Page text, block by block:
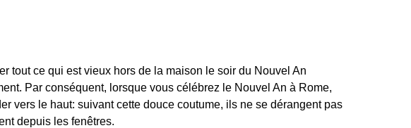
tout ce qui est vieux hors de la maison le soir du Nouvel An
Par conséquent, lorsque vous célébrez le Nouvel An à Rome,
vers le haut: suivant cette douce coutume, ils ne se dérangent pas
depuis les fenêtres.